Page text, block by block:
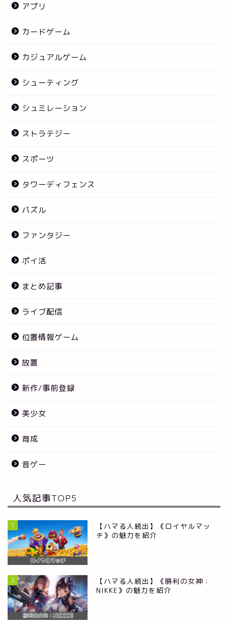
アプリ
カードゲーム
カジュアルゲーム
シューティング
シュミレーション
ストラテジー
スポーツ
タワーディフェンス
パズル
ファンタジー
ポイ活
まとめ記事
ライブ配信
位置情報ゲーム
放置
新作/事前登録
美少女
育成
音ゲー
人気記事TOP5
1
【ハマる人続出】《ロイヤルマッ
チ》の魅力を紹介
2
【ハマる人続出】《勝利の女神：
NIKKE》の魅力を紹介